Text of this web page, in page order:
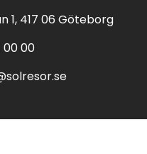
1, 417 06 Göteborg
00 00